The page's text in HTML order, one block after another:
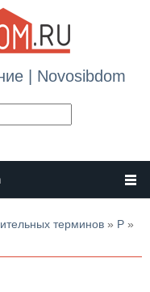
| Novosibdom
терминов » Р »